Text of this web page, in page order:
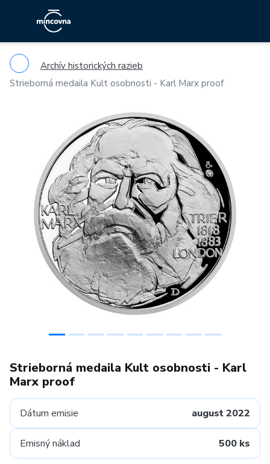
Archív historických razieb
Strieborná medaila Kult osobnosti - Karl Marx proof
Previous
Strieborná medaila Kult osobnosti - Karl
Marx proof
Dátum emisie august 2022
Emisný náklad 500 ks